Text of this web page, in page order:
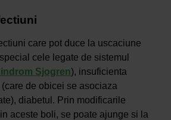
care pot duce la uscaciune
cele legate de sistemul
Sjogren), insuficienta
de obicei se asociaza
diabetul. Prin modificarile
aceste boli, se poate ajunge si la